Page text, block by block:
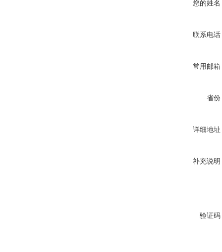
您的姓名
联系电话
常用邮箱
省份
详细地址
补充说明
验证码